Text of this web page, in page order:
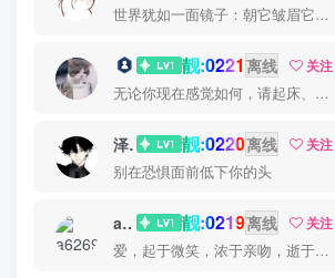
世界犹如一面镜子：朝它皱眉它就朝你皱眉，朝它微笑它也吵你微笑
猫小白 靓:0221 离线
关注
无论你现在感觉如何，请起床、穿好衣服然后为你的梦想而奋斗
泽宇 靓:0220离线
关注
别在恐惧面前低下你的头
a626911 靓:0219离线
关注
爱，起于微笑，浓于亲吻，逝于泪水